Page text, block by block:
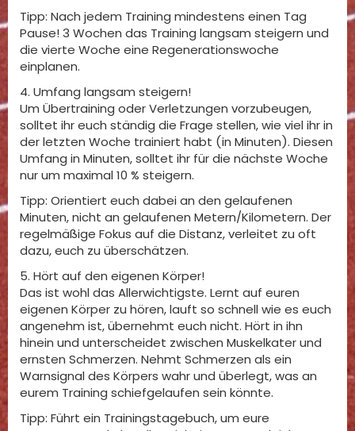
Tipp: Nach jedem Training mindestens einen Tag
Pause! 3 Wochen das Training langsam steigern und
die vierte Woche eine Regenerationswoche
einplanen.
4. Umfang langsam steigern!
Um Übertraining oder Verletzungen vorzubeugen,
solltet ihr euch ständig die Frage stellen, wie viel ihr in
der letzten Woche trainiert habt (in Minuten). Diesen
Umfang in Minuten, solltet ihr für die nächste Woche
nur um maximal 10 % steigern.
Tipp: Orientiert euch dabei an den gelaufenen
Minuten, nicht an gelaufenen Metern/Kilometern. Der
regelmäßige Fokus auf die Distanz, verleitet zu oft
dazu, euch zu überschätzen.
5. Hört auf den eigenen Körper!
Das ist wohl das Allerwichtigste. Lernt auf euren
eigenen Körper zu hören, lauft so schnell wie es euch
angenehm ist, übernehmt euch nicht. Hört in ihn
hinein und unterscheidet zwischen Muskelkater und
ernsten Schmerzen. Nehmt Schmerzen als ein
Warnsignal des Körpers wahr und überlegt, was an
eurem Training schiefgelaufen sein könnte.
Tipp: Führt ein Trainingstagebuch, um eure